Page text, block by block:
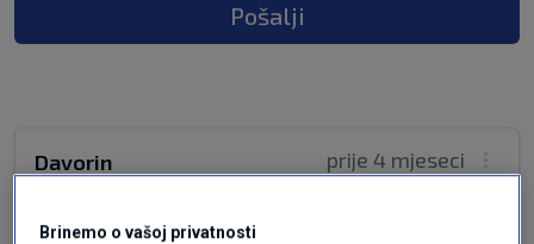
Pošalji
prije 4 mjeseci
Davorin
Gospodin Špika ima potpuno pravo. Visina
Brinemo o vašoj privatnosti